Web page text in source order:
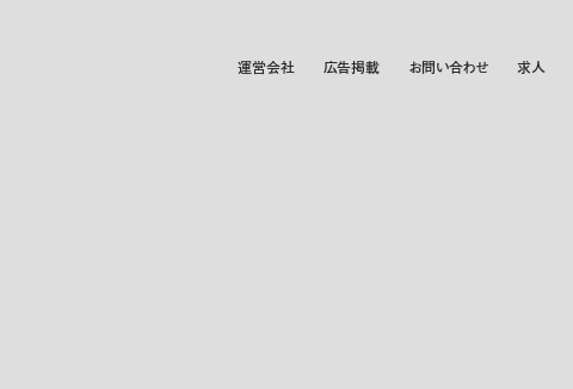
運営会社 広告掲載 お問い合わせ 求人